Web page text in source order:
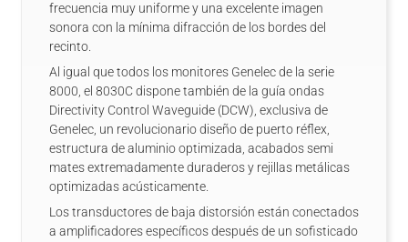
frecuencia muy uniforme y una excelente imagen
sonora con la mínima difracción de los bordes del
recinto.
Al igual que todos los monitores Genelec de la serie
8000, el 8030C dispone también de la guía ondas
Directivity Control Waveguide (DCW), exclusiva de
Genelec, un revolucionario diseño de puerto réflex,
estructura de aluminio optimizada, acabados semi
mates extremadamente duraderos y rejillas metálicas
optimizadas acústicamente.
Los transductores de baja distorsión están conectados
a amplificadores específicos después de un sofisticado